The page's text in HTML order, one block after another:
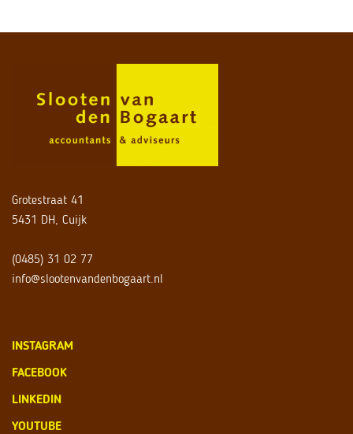
Grotestraat 41
5431 DH, Cuijk
(0485) 31 02 77
info@slootenvandenbogaart.nl
INSTAGRAM
FACEBOOK
LINKEDIN
YOUTUBE